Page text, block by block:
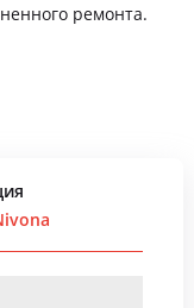
ремонта.